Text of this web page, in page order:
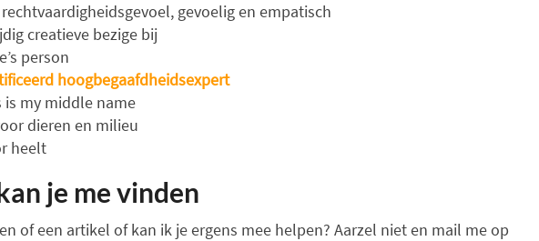
gevoelig en empatisch
creatieve bezige bij
person
hoogbegaafdheidsexpert
is my middle name
dieren en milieu
heelt
je me vinden
of een artikel of kan ik je ergens mee helpen? Aarzel niet en mail me op